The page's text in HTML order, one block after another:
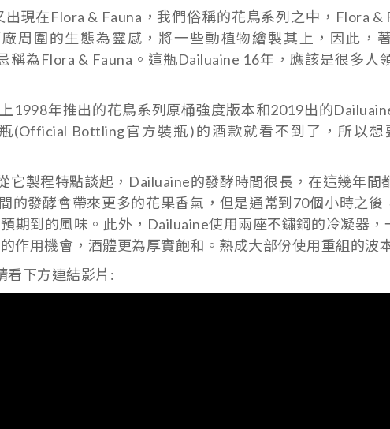
在Flora & Fauna，我們俗稱的花鳥系列之中，Flora &
周圍的生態為靈感，將一些動植物繪製其上，因此，
稱為Flora & Fauna。這瓶Dailuaine 16年，應該是很多人
年推出的花鳥系列原桶強度版本和2019出的
(Official Bottling官方裝瓶)的酒款就看不到了，所以想
製程特點談起，Dailuaine的發酵時間很長，在這幾年間
的發酵會帶來更多的花果香氣，但是通常到70個小時之後
期到的風味。此外，Dailuaine使用兩座不鏽鋼的冷凝器，
作用機會，酒體更為厚實飽和。熟成大部份使用重組的波
下方連結影片: